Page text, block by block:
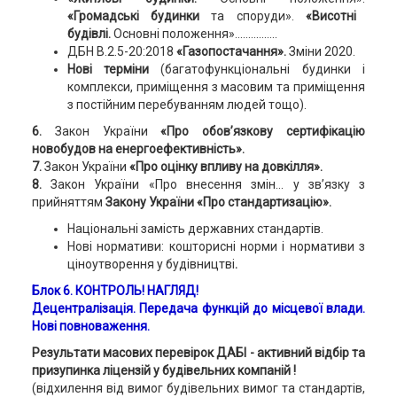
«Громадські будинкита споруди». «Висотні
будівлі.Основні положення»................
ДБН В.2.5-20:2018 «Газопостачання».Зміни 2020.
Нові терміни (багатофункціональні будинки і
комплекси, приміщення з масовим та приміщення
з постійним перебуванням людей тощо).
6. Закон України«Про обов’язкову сертифікацію
новобудов на енергоефективність».
7.Закон України «Про оцінку впливу на довкілля».
8.Закон України «Про внесення змін... у зв’язку з
прийняттям Закону України «Про стандартизацію».
Національні замість державних стандартів.
Нові нормативи: кошторисні норми і нормативи з
ціноутворення у будівництві.
Блок 6. КОНТРОЛЬ! НАГЛЯД!
Децентралізація. Передача функцій до місцевої влади.
Нові повноваження.
Результати масових перевірок ДАБІ - активний відбір та
призупинка ліцензій у будівельних компаній !
(відхилення від вимог будівельних вимог та стандартів,